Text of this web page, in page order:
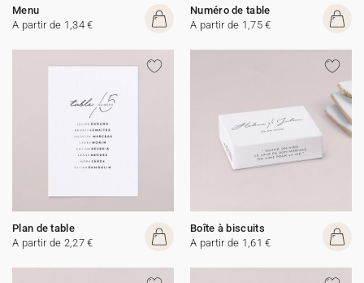
Menu
A partir de 1,34 €
Numéro de table
A partir de 1,75 €
Plan de table
A partir de 2,27 €
Boîte à biscuits
A partir de 1,61 €